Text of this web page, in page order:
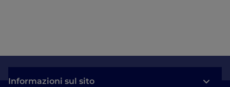
Informazioni sul sito